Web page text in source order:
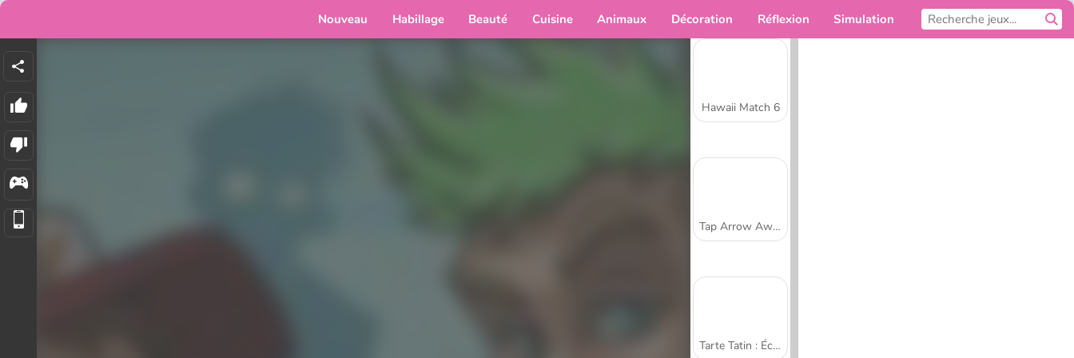
Nouveau Habillage Beauté Cuisine Animaux Décoration Réflexion Simulation
Hawaii Match 6
Tap Arrow Away
Tarte Tatin : École de cuisine de Sara